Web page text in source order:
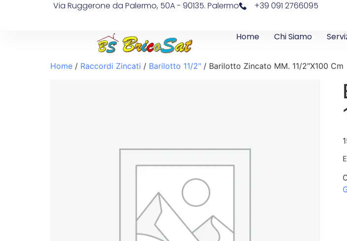
Via Ruggerone da Palermo, 50A - 90135. Palermo +39 091 2766095
Home Chi Siamo
Home / Raccordi Zincati / Barilotto 11/2" / Barilotto Zincato MM. 11/2″X100 Cm